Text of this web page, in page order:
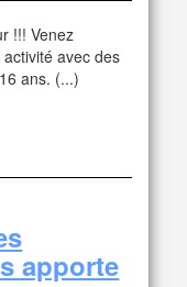
!!! Venez
avec des
ans. (...)
apporte